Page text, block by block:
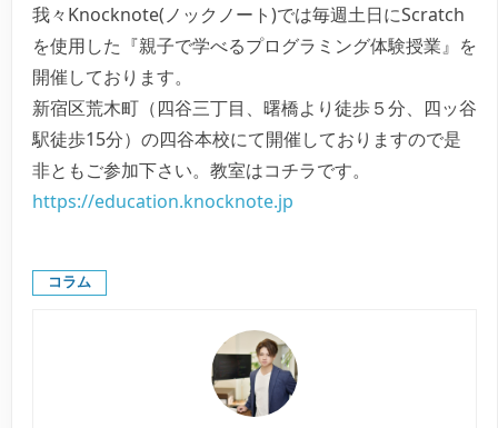
我々Knocknote(ノックノート)では毎週土日にScratch
を使用した『親子で学べるプログラミング体験授業』を
開催しております。
新宿区荒木町（四谷三丁目、曙橋より徒歩５分、四ッ谷
駅徒歩15分）の四谷本校にて開催しておりますので是
非ともご参加下さい。教室はコチラです。
https://education.knocknote.jp
コラム